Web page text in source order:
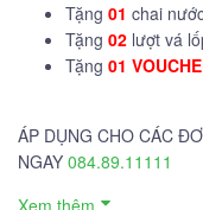
Tặng 01 chai
Tặng 02 lượt vá
Tặng 01
ÁP DỤNG CHO CÁC
NGAY 084.89.11111
Xem thêm